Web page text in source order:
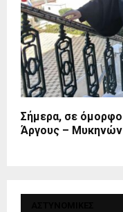
Σήμερα, σε όμορφο
Άργους – Μυκηνών